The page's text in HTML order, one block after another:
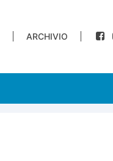
ARCHIVIO